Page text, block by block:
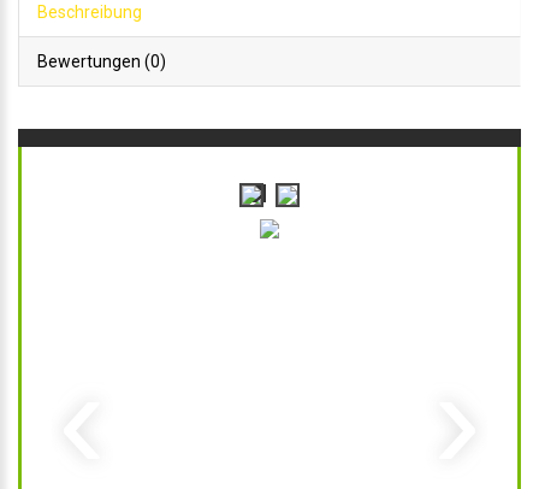
Beschreibung
Bewertungen (0)